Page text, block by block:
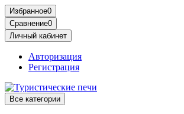
Избранное0
Сравнение0
Личный кабинет
Авторизация
Регистрация
Все категории